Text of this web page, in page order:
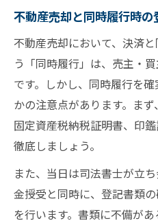
不動産売却と同時履行時
不動産売却において、決済
う「同時履行」は、売主・
です。しかし、同時履行を
かの注意点があります。まず
固定資産税納税証明書、印
徹底しましょう。
また、当日は司法書士が立
金授受と同時に、登記書類
を行います。書類に不備が